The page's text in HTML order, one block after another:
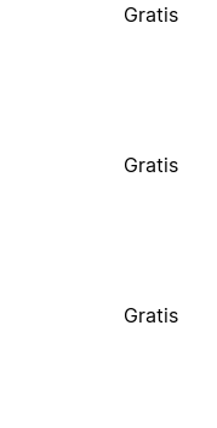
Gratis
Gratis
Gratis